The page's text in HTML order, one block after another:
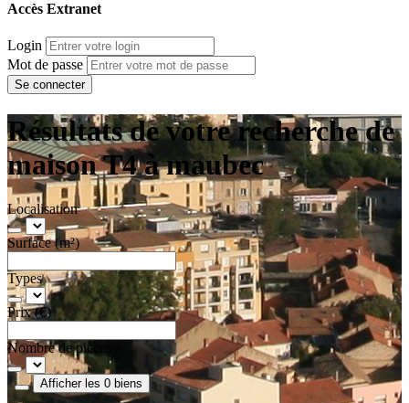
Accès Extranet
Login
Mot de passe
Résultats de votre recherche de
maison T4 à maubec
Localisation
Surface (m²)
Types
Prix (€)
Nombre de pièces
Afficher les 0 biens